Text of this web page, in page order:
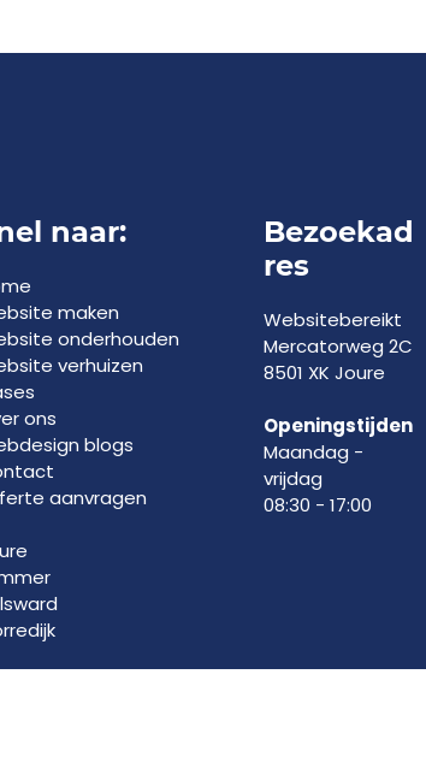
naar:
maken
onderhouden
verhuizen
ons
blogs
aanvragen
Bezoekad
res
Websitebereikt
Mercatorweg 2C
8501 XK Joure
Openingstijden
Maandag -
vrijdag
08:30 - 17:00